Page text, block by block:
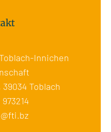
Innichen
Toblach